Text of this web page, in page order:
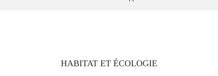
HABITAT ET ÉCOLOGIE